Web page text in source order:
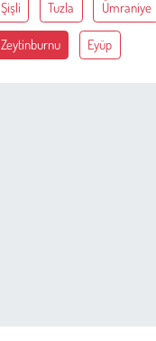
Şişli Tuzla Ümraniye
Zeytinburnu Eyüp